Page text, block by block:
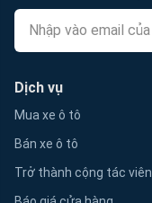
Dịch vụ
Mua xe ô tô
Bán xe ô tô
Trở thành cộng tác viên